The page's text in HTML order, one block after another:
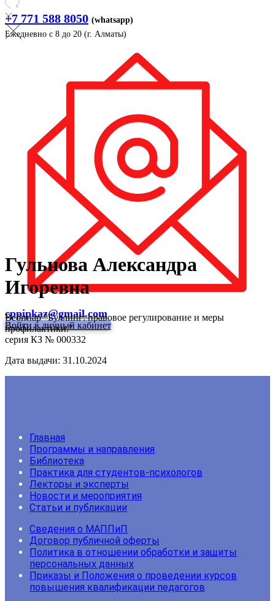
+7 771 588 8050 (whatsapp)
Ежедневно с 8 до 20 (г. Алматы)
cppipkaz@gmail.com
Войти в личный кабинет
Гульнова Александра
Игоревна
Вебинар "Буллинг: правовое регулирование и меры
профилактики."
серия КЗ № 000332
Дата выдачи: 31.10.2024
Главная
Программы и направления
Библиотека
Практика для студентов-психологов
Лекторы и эксперты
Новости и мероприятия
Статьи и публикации
Сведения о МАППиП
Договор публичной оферты
Политика в отношении обработки и защиты
персональных данных
Приказы и Положения о проведении курсов
повышения квалификации педагогов